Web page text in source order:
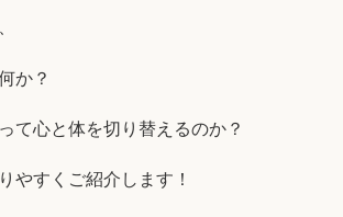
か？
て心と体を切り替えるのか？
やすくご紹介します！